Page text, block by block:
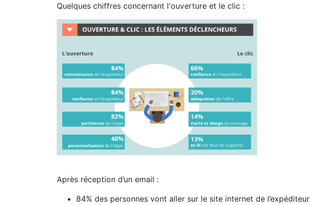
Quelques chiffres concernant l'ouverture et le clic :
Après réception d’un email :
84% des personnes vont aller sur le site internet de l’expéditeur